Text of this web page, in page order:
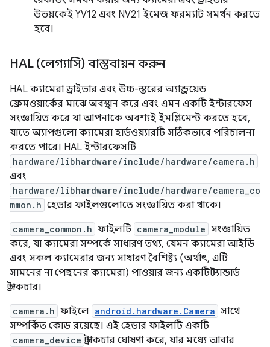
উভয়কেই YV12 এবং NV21 ইমেজ ফরম্যাট সমর্থন করতে
হবে।
HAL (লেগ্যাসি) বাস্তবায়ন করুন
HAL ক্যামেরা ড্রাইভার এবং উচ্চ-স্তরের অ্যান্ড্রয়েড
ফ্রেমওয়ার্কের মাঝে অবস্থান করে এবং এমন একটি ইন্টারফেস
সংজ্ঞায়িত করে যা আপনাকে অবশ্যই ইমপ্লিমেন্ট করতে হবে,
যাতে অ্যাপগুলো ক্যামেরা হার্ডওয়্যারটি সঠিকভাবে পরিচালনা
করতে পারে। HAL ইন্টারফেসটি
hardware/libhardware/include/hardware/camera.h
এবং
hardware/libhardware/include/hardware/camera_co
mmon.h হেডার ফাইলগুলোতে সংজ্ঞায়িত করা থাকে।
camera_common.h ফাইলটি camera_module সংজ্ঞায়িত
করে, যা ক্যামেরা সম্পর্কে সাধারণ তথ্য, যেমন ক্যামেরা আইডি
এবং সকল ক্যামেরার জন্য সাধারণ বৈশিষ্ট্য (অর্থাৎ, এটি
সামনের না পেছনের ক্যামেরা) পাওয়ার জন্য একটি স্ট্যান্ডার্ড
স্ট্রাকচার।
camera.h ফাইলে android.hardware.Camera সাথে
সম্পর্কিত কোড রয়েছে। এই হেডার ফাইলটি একটি
camera_device স্ট্রাকচার ঘোষণা করে, যার মধ্যে আবার